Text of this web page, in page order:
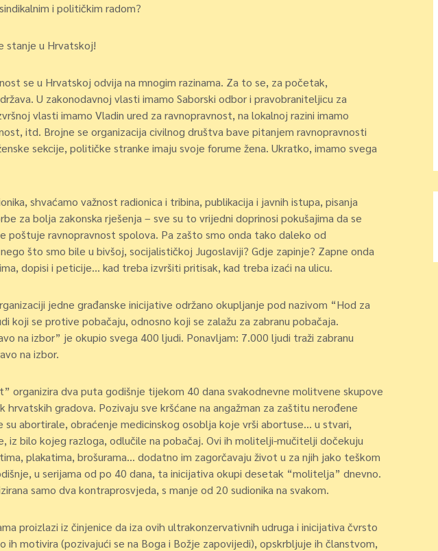
i političkim radom?
stanje u Hrvatskoj!
se u Hrvatskoj odvija na mnogim razinama. Za to se, za početak,
U zakonodavnoj vlasti imamo Saborski odbor i pravobraniteljicu za
vlasti imamo Vladin ured za ravnopravnost, na lokalnoj razini imamo
itd. Brojne se organizacija civilnog društva bave pitanjem ravnopravnosti
sekcije, političke stranke imaju svoje forume žena. Ukratko, imamo svega
shvaćamo važnost radionica i tribina, publikacija i javnih istupa, pisanja
za bolja zakonska rješenja – sve su to vrijedni doprinosi pokušajima da se
poštuje ravnopravnost spolova. Pa zašto smo onda tako daleko od
što smo bile u bivšoj, socijalističkoj Jugoslaviji? Gdje zapinje? Zapne onda
dopisi i peticije… kad treba izvršiti pritisak, kad treba izaći na ulicu.
jedne građanske inicijative održano okupljanje pod nazivom “Hod za
koji se protive pobačaju, odnosno koji se zalažu za zabranu pobačaja.
na izbor” je okupio svega 400 ljudi. Ponavljam: 7.000 ljudi traži zabranu
na izbor.
organizira dva puta godišnje tijekom 40 dana svakodnevne molitvene skupove
hrvatskih gradova. Pozivaju sve kršćane na angažman za zaštitu nerođene
abortirale, obraćenje medicinskog osoblja koje vrši abortuse… u stvari,
iz bilo kojeg razloga, odlučile na pobačaj. Ovi ih molitelji-mučitelji dočekuju
plakatima, brošurama… dodatno im zagorčavaju život u za njih jako teškom
u serijama od po 40 dana, ta inicijativa okupi desetak “molitelja” dnevno.
samo dva kontraprosvjeda, s manje od 20 sudionika na svakom.
proizlazi iz činjenice da iza ovih ultrakonzervativnih udruga i inicijativa čvrsto
ih motivira (pozivajući se na Boga i Božje zapovijedi), opskrbljuje ih članstvom,